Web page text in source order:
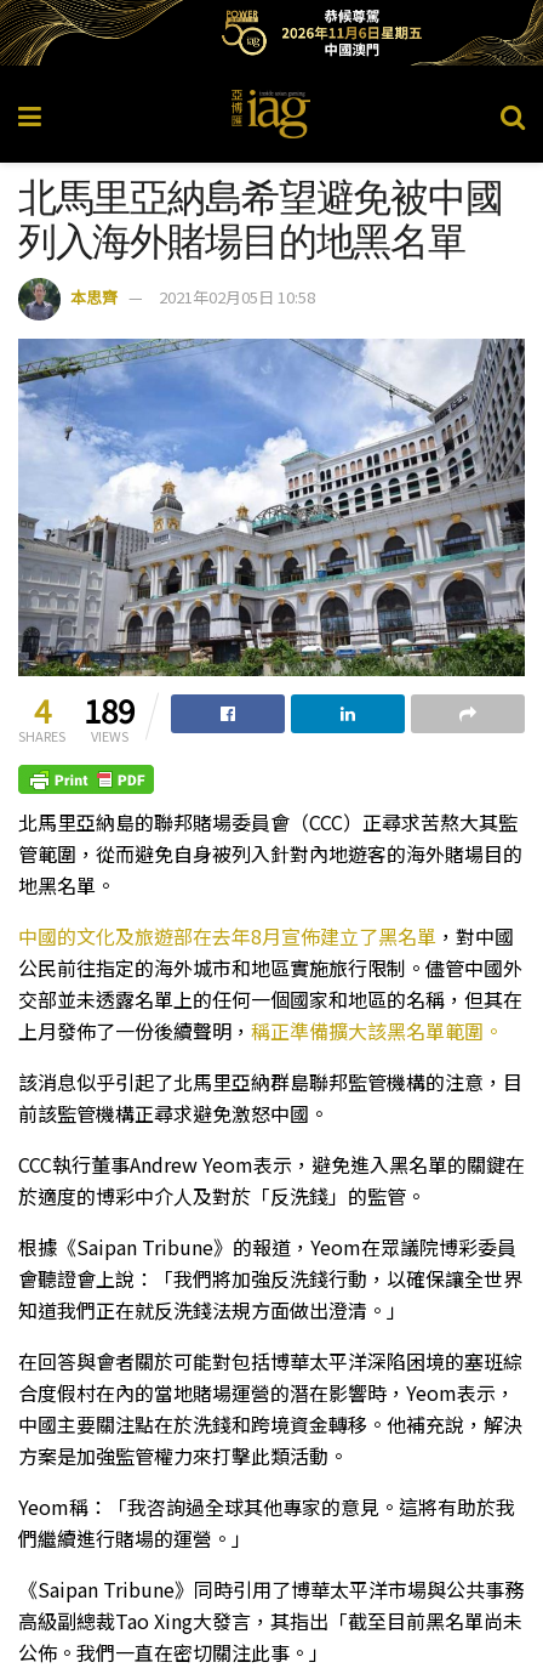
北馬里亞納島希望避免被中國
列入海外賭場目的地黑名單
本思齊 2021年02月05日 10:58
4
SHARES
189
VIEWS
北馬里亞納島的聯邦賭場委員會（CCC）正尋求苦熬大其監
管範圍，從而避免自身被列入針對內地遊客的海外賭場目的
地黑名單。
中國的文化及旅遊部在去年8月宣佈建立了黑名單 ，對中國
公民前往指定的海外城市和地區實施旅行限制。儘管中國外
交部並未透露名單上的任何一個國家和地區的名稱，但其在
上月發佈了一份後續聲明， 稱正準備擴大該黑名單範圍。
該消息似乎引起了北馬里亞納群島聯邦監管機構的注意，目
前該監管機構正尋求避免激怒中國。
CCC執行董事Andrew Yeom表示，避免進入黑名單的關鍵在
於適度的博彩中介人及對於「反洗錢」的監管。
根據《Saipan Tribune》的報道，Yeom在眾議院博彩委員
會聽證會上說：「我們將加強反洗錢行動，以確保讓全世界
知道我們正在就反洗錢法規方面做出澄清。」
在回答與會者關於可能對包括博華太平洋深陷困境的塞班綜
合度假村在內的當地賭場運營的潛在影響時，Yeom表示，
中國主要關注點在於洗錢和跨境資金轉移。他補充說，解決
方案是加強監管權力來打擊此類活動。
Yeom稱：「我咨詢過全球其他專家的意見。這將有助於我
們繼續進行賭場的運營。」
《Saipan Tribune》同時引用了博華太平洋市場與公共事務
高級副總裁Tao Xing大發言，其指出「截至目前黑名單尚未
公佈。我們一直在密切關注此事。」